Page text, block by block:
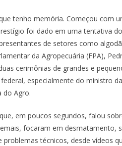
tenho memória. Começou com
foi dado em uma tentativa
de setores como
da Agropecuária (FPA),
cerimônias de grandes e
especialmente do ministro
do Agro.
em poucos segundos, falou
focaram em desmatamento,
técnicos, desde vídeos